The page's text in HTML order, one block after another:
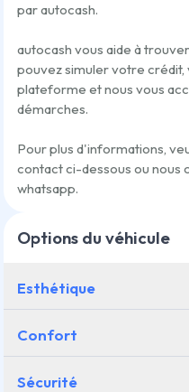
par autocash.
autocash vous aide à
pouvez simuler votre
plateforme et nous vous
démarches.
Pour plus d'informations,
contact ci-dessous ou
whatsapp.
Options du véhicule
Esthétique
Confort
Sécurité